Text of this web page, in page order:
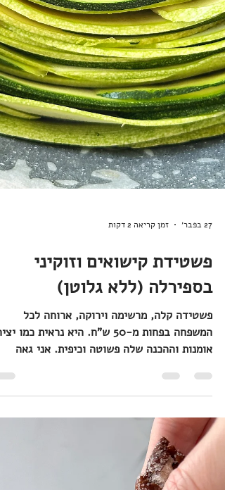
27 בפבר׳ זמן קריאה 2 דקות
פשטידת קישואים וזוקיני
בספירלה (ללא גלוטן)
פשטידה קלה, מרשימה וירוקה, ארוחה לכל
המשפחה בפחות מ-50 ש"ח. היא נראית כמו
אומנות וההכנה שלה פשוטה וכיפית. אני גאה
לפתוח שנה שנייה בה אני חלק מנבחרת מצילי
המזון של ארגון "לקט ישראל", ארגון הצלת
של ישראל. מידי שבוע, לקט ישראל דואגים
ל-470,000 נזקקים. זה המון. חג פורים לפנינו,